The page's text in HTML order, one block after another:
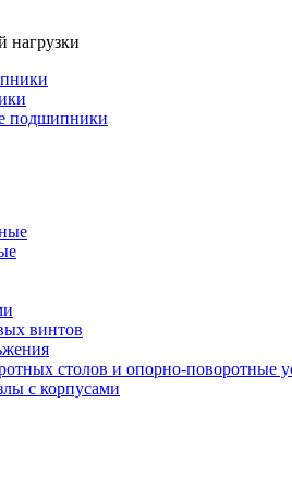
нагрузки
подшипники
винтов
столов и опорно-поворотные
с корпусами